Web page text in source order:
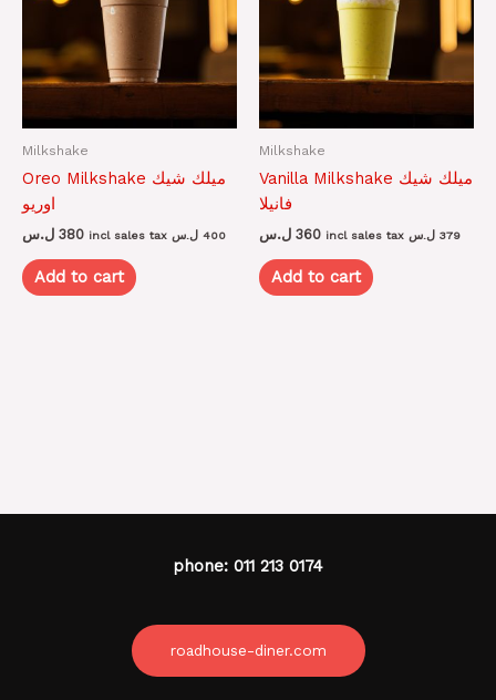
Milkshake
Oreo Milkshake ميلك شيك
اوريو
380 ل.س incl sales tax 400 ل.س
Add to cart
Milkshake
Vanilla Milkshake ميلك شيك
فانيلا
360 ل.س incl sales tax 379 ل.س
Add to cart
phone: 011 213 0174
roadhouse-diner.com